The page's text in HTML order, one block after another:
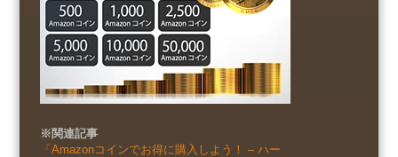
※関連記事
「Amazonコインでお得に購入しよう！ – ハー